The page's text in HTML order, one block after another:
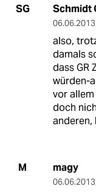
SG Schmidt
06.06.2013,
also,
damals
dass GR
würden-
vor
doch
anderen,
M magy
06.06.2013,